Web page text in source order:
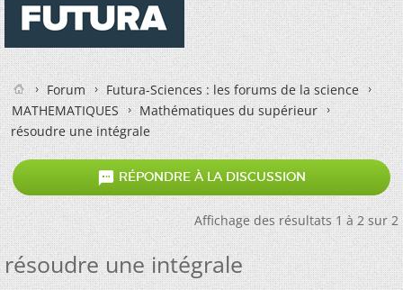
Forum
Futura-Sciences : les forums de la science
MATHEMATIQUES
Mathématiques du supérieur
résoudre une intégrale
 RÉPONDRE À LA DISCUSSION
Affichage des résultats 1 à 2 sur 2
résoudre une intégrale